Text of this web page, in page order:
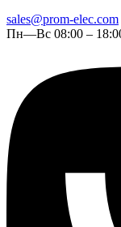
sales@prom-elec.com
Пн—Вс 08:00 –